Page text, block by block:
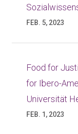
FEB. 5, 2023
Food for
for Ibero-
Universität
FEB. 1, 2023